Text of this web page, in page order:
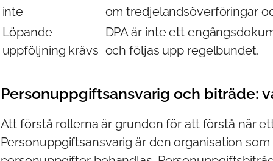
inte
om tredjelandsöverföringar
Löpande
uppföljning krävs
DPA är inte ett
och följas upp regelbundet.
Personuppgiftsansvarig och biträde:
Att förstå rollerna är grunden för att förstå när
Personuppgiftsansvarig är den organisation